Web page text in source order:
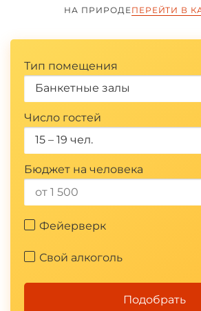
НА ПРИРОДЕПЕРЕЙТИ В
Тип помещения
Банкетные залы
Число гостей
15 – 19 чел.
Бюджет на человека
Фейерверк
Свой алкоголь
Подобрать
*